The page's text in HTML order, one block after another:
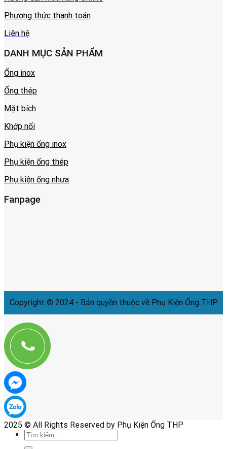
Phương thức thanh toán
Liên hệ
DANH MỤC SẢN PHẨM
Ống inox
Ống thép
Mặt bích
Khớp nối
Phụ kiện ống inox
Phụ kiện ống thép
Phụ kiện ống nhựa
Fanpage
Copyright © 2024 - Bản quyền thuộc về Phụ Kiện Ống THP
2025 © All Rights Reserved by Phụ Kiện Ống THP
Tìm
kiếm: